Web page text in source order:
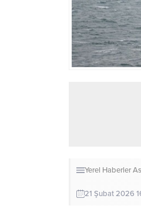
Yerel Haberler
21 Şubat 2026